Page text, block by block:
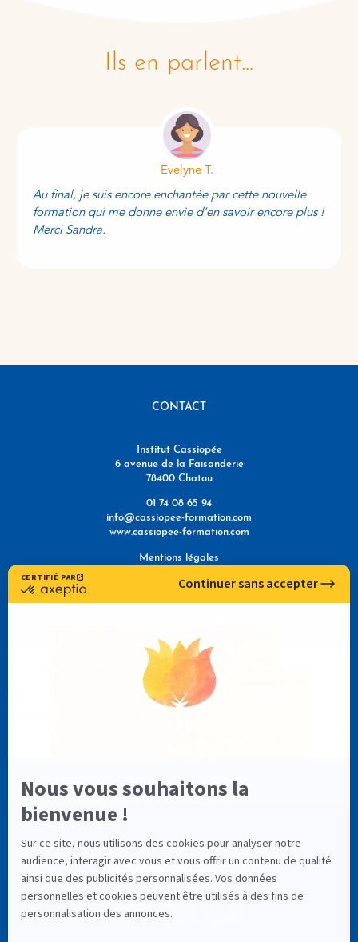
Ils en parlent...
Evelyne T.
Au final, je suis encore enchantée par cette nouvelle
formation qui me donne envie d’en savoir encore plus !
Merci Sandra.
CONTACT
Institut Cassiopée
6 avenue de la Faisanderie
78400 Chatou
01 74 08 65 94
info@cassiopee-formation.com
www.cassiopee-formation.com
Mentions légales
NOS RÉSEAUX SOCIAUX